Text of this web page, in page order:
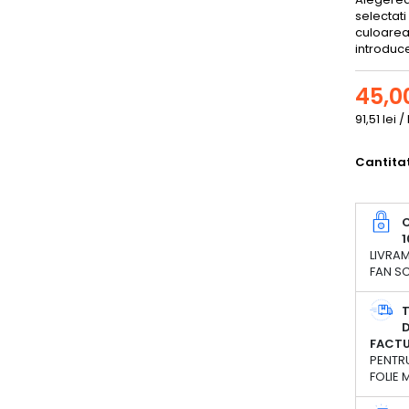
selectati
91,51 lei
FAN
FOLIE